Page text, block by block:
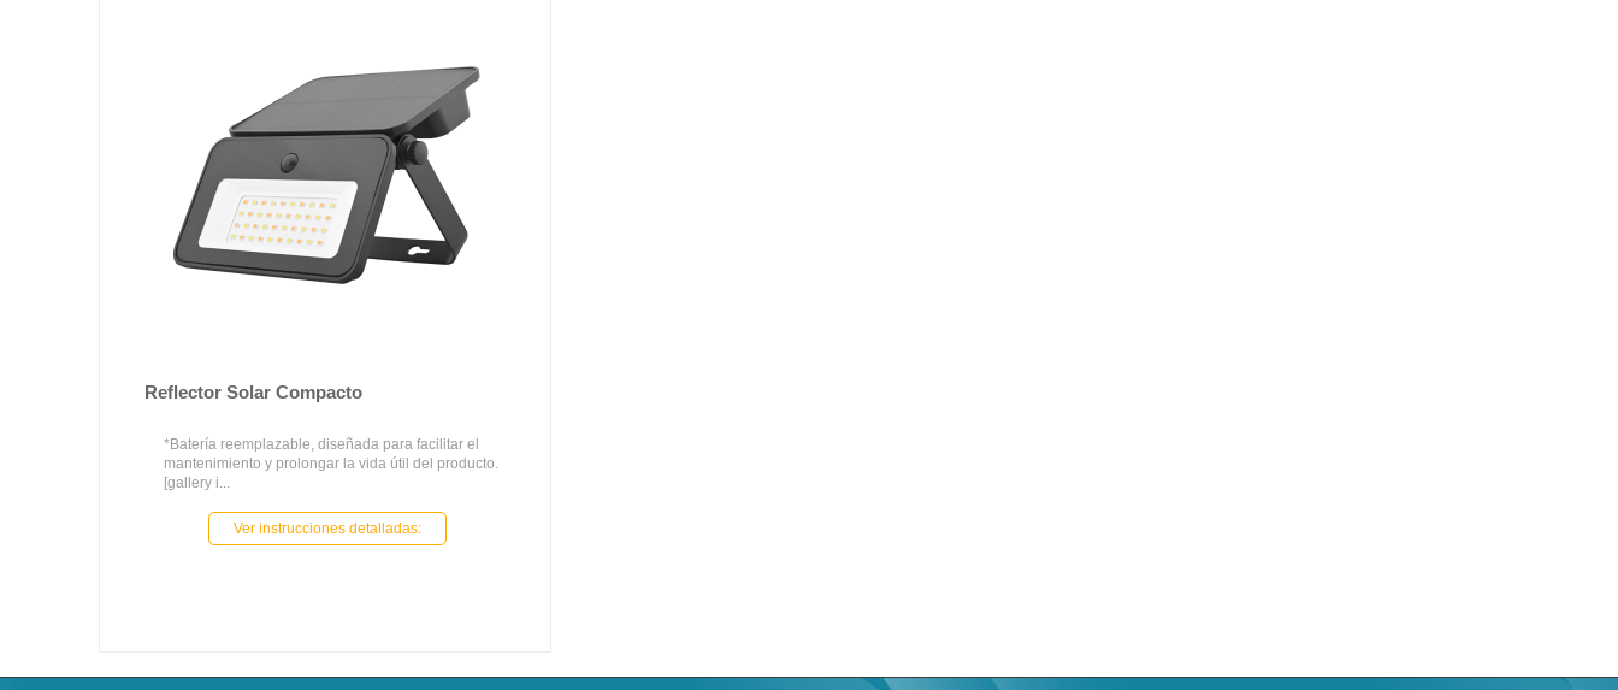
Reflector Solar Compacto
*Batería reemplazable, diseñada para facilitar el
mantenimiento y prolongar la vida útil del producto.
[gallery i...
Ver instrucciones detalladas: